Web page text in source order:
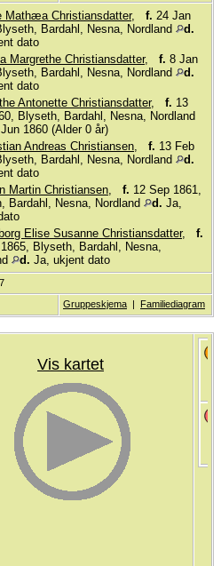
Mathæa Christiansdatter, f. 24 Jan
Bardahl, Nesna, Nordland
d.
dato
Margrethe Christiansdatter, f. 8 Jan
Bardahl, Nesna, Nordland
d.
dato
Antonette Christiansdatter, f. 13
Blyseth, Bardahl, Nesna, Nordland
1860 (Alder 0 år)
Andreas Christiansen, f. 13 Feb
Bardahl, Nesna, Nordland
d.
dato
Martin Christiansen, f. 12 Sep 1861,
Bardahl, Nesna, Nordland
d. Ja,
Elise Susanne Christiansdatter, f.
Blyseth, Bardahl, Nesna,
d. Ja, ukjent dato
Gruppeskjema | Familiediagram
Vis kartet